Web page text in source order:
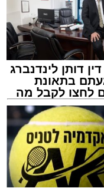
דותן לינדנברג
בתאונת
לחצו לקבל מה
לכם